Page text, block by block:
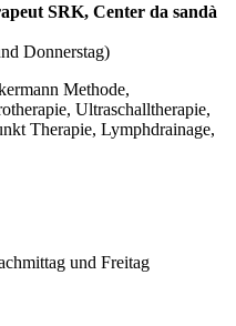
SRK, Center da sandà
Donnerstag)
Methode,
Ultraschalltherapie,
Therapie, Lymphdrainage,
und Freitag